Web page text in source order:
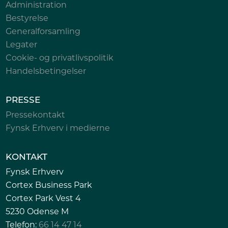
Administration
Bestyrelse
Generalforsamling
Legater
Cookie- og privatlivspolitik
Handelsbetingelser
PRESSE
Pressekontakt
Fynsk Erhverv i medierne
KONTAKT
Fynsk Erhverv
Cortex Business Park
Cortex Park Vest 4
5230 Odense M
Telefon: 66 14 47 14